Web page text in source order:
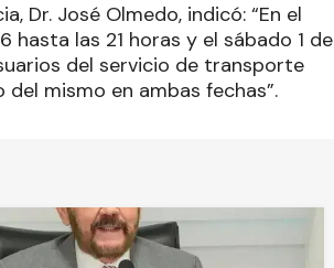
Dr. José Olmedo, indicó: “En el
hasta las 21 horas y el sábado 1 de
del servicio de transporte
mismo en ambas fechas”.